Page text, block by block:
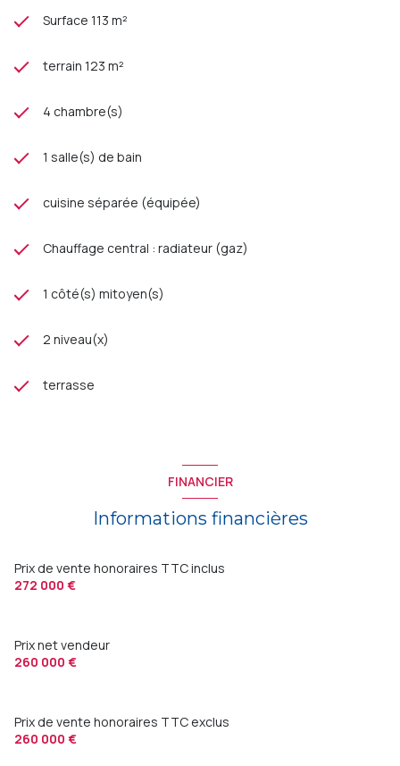
Surface 113 m²
terrain 123 m²
4 chambre(s)
1 salle(s) de bain
cuisine séparée (équipée)
Chauffage central : radiateur (gaz)
1 côté(s) mitoyen(s)
2 niveau(x)
terrasse
FINANCIER
Informations financières
Prix de vente honoraires TTC inclus
272 000 €
Prix net vendeur
260 000 €
Prix de vente honoraires TTC exclus
260 000 €